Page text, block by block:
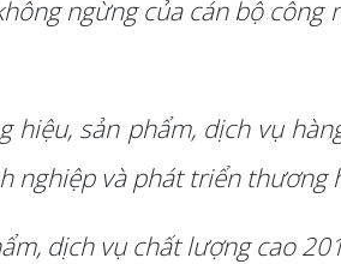
ngừng của cán bộ
hiệu, sản phẩm, dịch vụ
nghiệp và phát triển
dịch vụ chất lượng cao